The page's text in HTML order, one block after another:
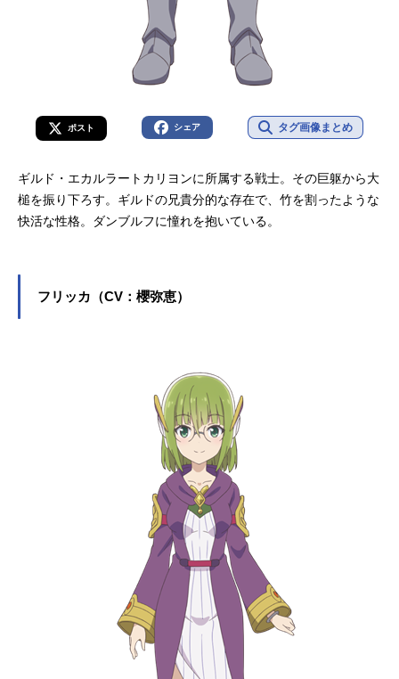
ポスト シェア タグ画像まとめ
ギルド・エカルラートカリヨンに所属する戦士。その巨躯から大
槌を振り下ろす。ギルドの兄貴分的な存在で、竹を割ったような
快活な性格。ダンブルフに憧れを抱いている。
フリッカ（CV：櫻弥恵）